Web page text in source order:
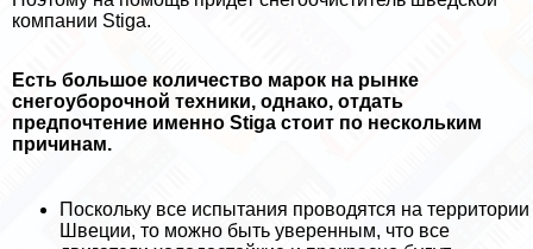
компании Stiga.
Есть большое количество марок на рынке
снегоуборочной техники, однако, отдать
предпочтение именно Stiga стоит по нескольким
причинам.
Поскольку все испытания проводятся на территории
Швеции, то можно быть уверенным, что все